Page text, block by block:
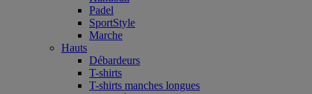
Padel
SportStyle
Marche
Hauts
Débardeurs
T-shirts
T-shirts manches longues